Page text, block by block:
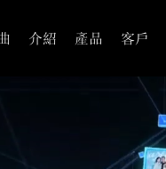
介紹 產品 客戶